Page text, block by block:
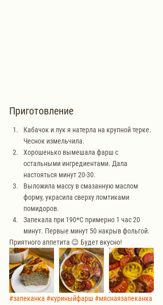
Приготовление
Кабачок и лук я натерла на крупной терке.
Чеснок измельчила.
Хорошенько вымешала фарш с
остальными ингредиентами. Дала
настояться минут 20-30.
Выложила массу в смазанную маслом
форму, украсила сверху ломтиками
помидоров.
Запекала при 190*С примерно 1 час 20
минут. Первые минут 50 накрыв фольгой.
Приятного аппетита 😉 Будет вкусно!
#запеканка #куриныйфарш #мяснаязапеканка